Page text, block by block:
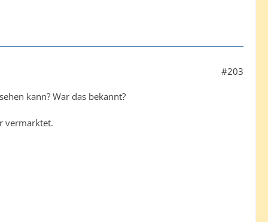
#203
kann? War das bekannt?
vermarktet.